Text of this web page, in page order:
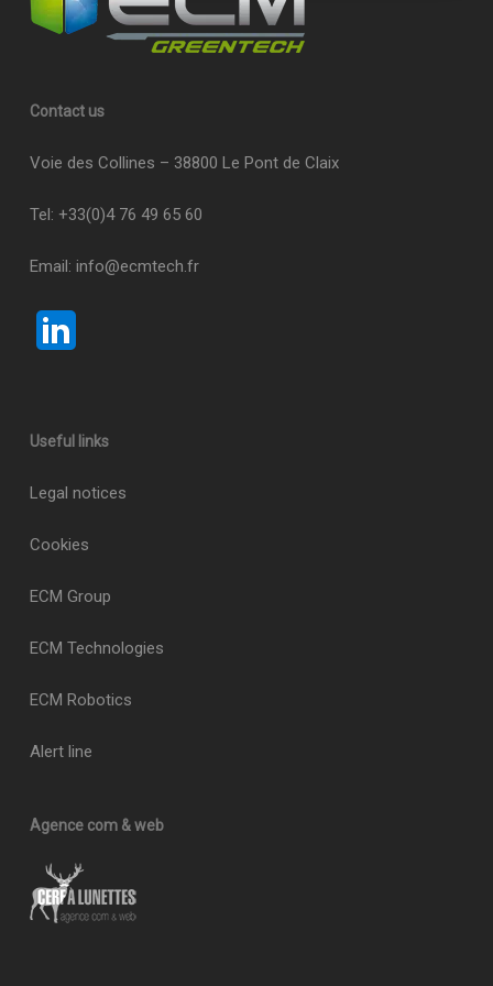
personnelles et définir vos préférences, reportez-vous à
section « Détails ». Vous pouvez modifier ou retirer
partageons également des informations sur l'utilisation de
publicité et d'analyse, qui peuvent combiner celles-ci
avec d'autres informations que vous leur avez fournies
ou qu'ils ont collectées lors de votre utilisation de leurs
Contact us
Voie des Collines – 38800 Le Pont de Claix
Tel: +33(0)4 76 49 65 60
Email: info@ecmtech.fr
Useful links
Legal notices
Cookies
ECM Group
ECM Technologies
ECM Robotics
Alert line
Agence com & web